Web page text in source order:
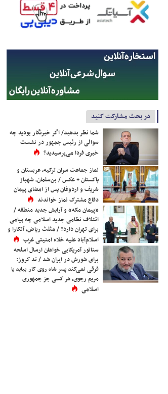
در بحث مشارکت کنید
شما نظر بدهید/ اگر خبرنگار بودید چه
سوالی از رئیس جمهور در نشست
خبری فردا می‌پرسیدید؟
نماز جماعت سران ترکیه، عربستان و
پاکستان + عکس / بن‌سلمان، شهباز
شریف و اردوغان پس از امضای پیمان
دفاع مشترک نماز خواندند
«پیمان مکه» و آرایش جدید منطقه /
ائتلاف نظامی جدید اسلامی چه پیامی
برای تهران دارد؟ / مثلث ریاض، آنکارا و
اسلام‌آباد علیه خلاء امنیتی غرب
سناتور آمریکایی خواهان ارسال اسلحه
برای شورش در ایران شد / تد کروز:
فرقی نمی‌کند پسر شاه روی کار بیاید یا
مریم رجوی، هر کسی جز جمهوری
اسلامی